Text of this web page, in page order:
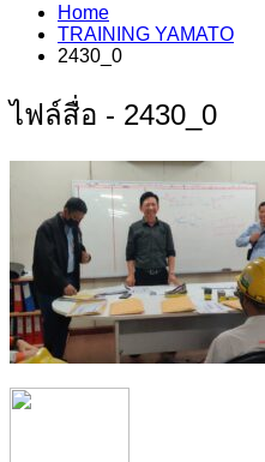
Home
TRAINING YAMATO
2430_0
ไฟล์สื่อ - 2430_0